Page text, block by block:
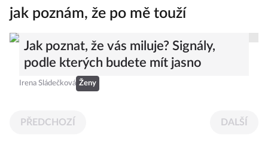
jak poznám, že po mě touží
Jak poznat, že vás miluje? Signály,
podle kterých budete mít jasno
Irena Sládečková Ženy
PŘEDCHOZÍ DALŠÍ